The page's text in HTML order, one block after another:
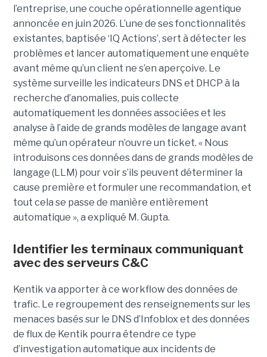
l’entreprise, une couche opérationnelle agentique
annoncée en juin 2026. L’une de ses fonctionnalités
existantes, baptisée ‘IQ Actions’, sert à détecter les
problèmes et lancer automatiquement une enquête
avant même qu’un client ne s’en aperçoive. Le
système surveille les indicateurs DNS et DHCP à la
recherche d’anomalies, puis collecte
automatiquement les données associées et les
analyse à l’aide de grands modèles de langage avant
même qu’un opérateur n’ouvre un ticket. « Nous
introduisons ces données dans de grands modèles de
langage (LLM) pour voir s’ils peuvent déterminer la
cause première et formuler une recommandation, et
tout cela se passe de manière entièrement
automatique », a expliqué M. Gupta.
Identifier les terminaux communiquant
avec des serveurs C&C
Kentik va apporter à ce workflow des données de
trafic. Le regroupement des renseignements sur les
menaces basés sur le DNS d’Infoblox et des données
de flux de Kentik pourra étendre ce type
d’investigation automatique aux incidents de